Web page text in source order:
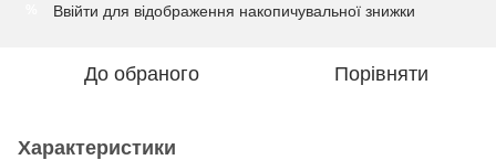
Ввійти для відображення накопичувальної знижки
До обраного Порівняти
Характеристики